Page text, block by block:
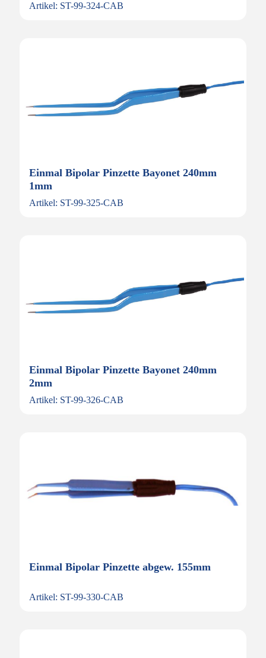
Artikel: ST-99-324-CAB
Einmal Bipolar Pinzette Bayonet 240mm
1mm
Artikel: ST-99-325-CAB
Einmal Bipolar Pinzette Bayonet 240mm
2mm
Artikel: ST-99-326-CAB
Einmal Bipolar Pinzette abgew. 155mm
Artikel: ST-99-330-CAB